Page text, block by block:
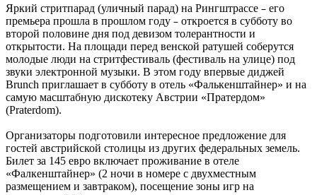
Яркий стритпарад (уличный парад) на Рингштрассе – его
премьера прошла в прошлом году – откроется в субботу во
второй половине дня под девизом толерантности и
открытости. На площади перед венской ратушей соберутся
молодые люди на стритфестиваль (фестиваль на улице) под
звуки электронной музыки. В этом году впервые диджей
Brunch приглашает в субботу в отель «Фалькенштайнер» и на
самую масштабную дискотеку Австрии «Пратердом»
(Praterdom).
Организаторы подготовили интересное предложение для
гостей австрийской столицы из других федеральных земель.
Билет за 145 евро включает проживание в отеле
«Фалкенштайнер» (2 ночи в номере с двухместным
размещением и завтраком), посещение зоны игр на